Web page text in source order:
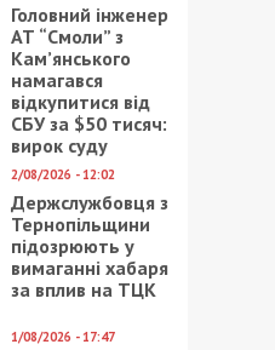
Головний інженер
АТ “Смоли” з
Кам’янського
намагався
відкупитися від
СБУ за $50 тисяч:
вирок суду
2/08/2026 - 12:02
Держслужбовця з
Тернопільщини
підозрюють у
вимаганні хабаря
за вплив на ТЦК
1/08/2026 - 17:47